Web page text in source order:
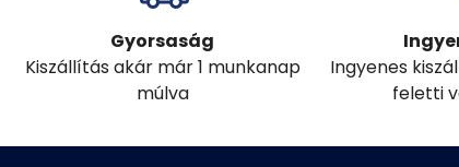
Gyorsaság
Kiszállítás akár már 1 munkanap
múlva
Ingyenes
feletti